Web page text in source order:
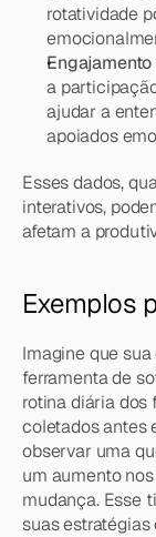
rotatividade
a
ajudar a
apoiados
Esses dados,
interativos,
afetam a
Exemplos
Imagine que
ferramenta de
rotina diária dos
coletados antes
observar uma
um aumento
mudança. Esse
suas